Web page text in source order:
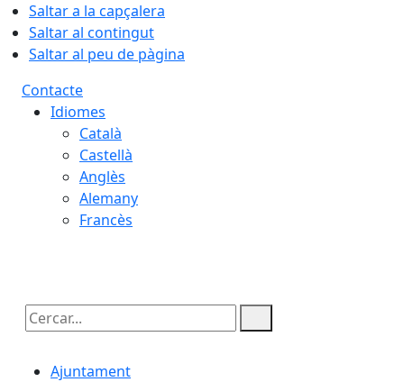
Saltar a la capçalera
Saltar al contingut
Saltar al peu de pàgina
Contacte
Idiomes
Català
Castellà
Anglès
Alemany
Francès
Cercar:
Ajuntament